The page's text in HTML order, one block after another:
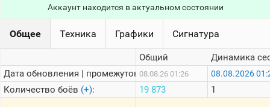
Статистика
стримеров
Информация
Онлайн
Аккаунт находится в актуальном состоянии
Общее Техника Графики Сигнатура
Дата обновления | промежуток:
Количество боёв (+):
Общий
08.08.26 01:26
19 873
Динамика
08.08.2026
1